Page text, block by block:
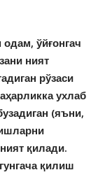
ўйғонгач
ният
рўзаси
ухлаб
(яъни,
қилади.
қилиш